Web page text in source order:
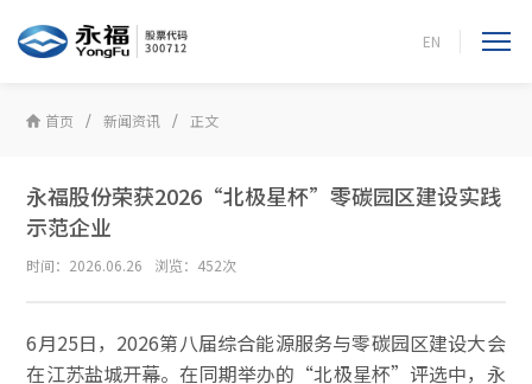
EN
首页 新闻资讯 正文
永福股份荣获2026“北极星杯”零碳园区建设实践
示范企业
时间：2026.06.26 浏览：452次
6月25日，2026第八届综合能源服务与零碳园区建设大会
在江苏盐城开幕。在同期举办的“北极星杯”评选中，永